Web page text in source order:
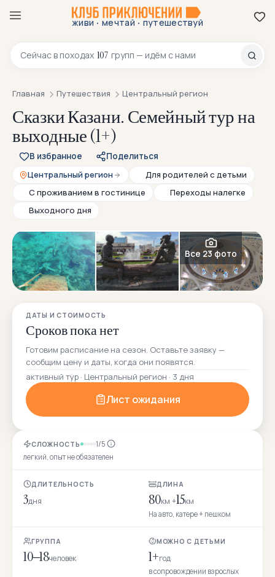
живи · мечтай · путешествуй
Сейчас в походах 107 групп — идём с нами
8 800 200-70-23
Главная Путешествия Центральный регион
Сказки Казани. Семейный тур на
выходные (1+)
В избранное
Поделиться
Центральный регион
Для родителей с детьми
С проживанием в гостинице
Переходы налегке
Выходного дня
Все 23 фото
СЛОЖНОСТЬ 1/5
легкий, опыт не обязателен
ДЛИТЕЛЬНОСТЬ
3дня
ДЛИНА
80км +15км
На авто, катере + пешком
ГРУППА
10–18человек
МОЖНО С ДЕТЬМИ
1+год
в сопровождении взрослых
ДАТЫ И СТОИМОСТЬ
Сроков пока нет
Готовим расписание на сезон. Оставьте заявку —
сообщим цену и даты, когда они появятся.
активный тур · Центральный регион · 3 дня
Лист ожидания